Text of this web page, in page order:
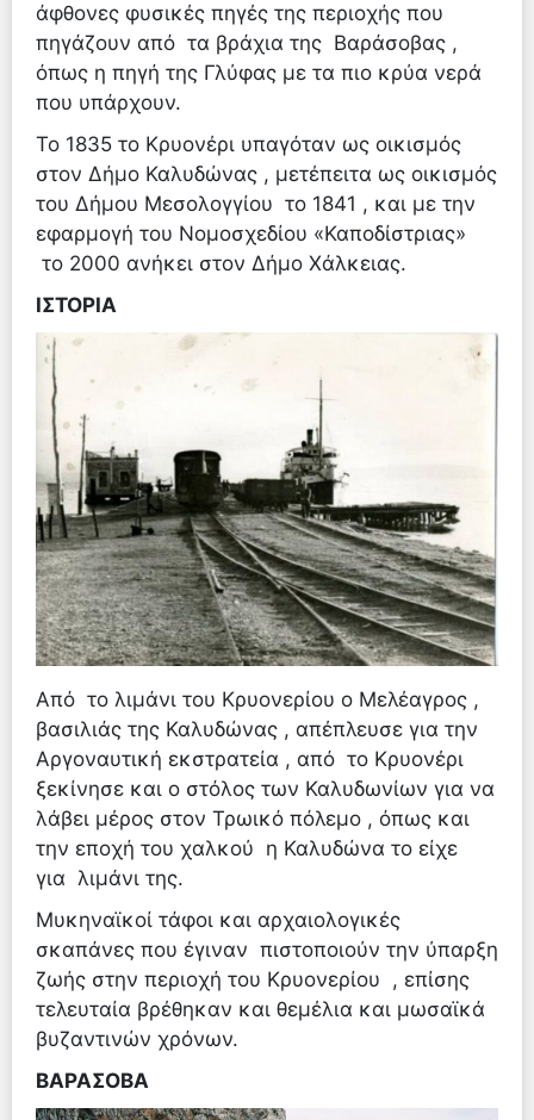
άφθονες φυσικές πηγές της περιοχής που
πηγάζουν από τα βράχια της Βαράσοβας ,
όπως η πηγή της Γλύφας με τα πιο κρύα νερά
που υπάρχουν.
Το 1835 το Κρυονέρι υπαγόταν ως οικισμός
στον Δήμο Καλυδώνας , μετέπειτα ως οικισμός
του Δήμου Μεσολογγίου το 1841 , και με την
εφαρμογή του Νομοσχεδίου «Καποδίστριας»
το 2000 ανήκει στον Δήμο Χάλκειας.
ΙΣΤΟΡΙΑ
Από το λιμάνι του Κρυονερίου ο Μελέαγρος ,
βασιλιάς της Καλυδώνας , απέπλευσε για την
Αργοναυτική εκστρατεία , από το Κρυονέρι
ξεκίνησε και ο στόλος των Καλυδωνίων για να
λάβει μέρος στον Τρωικό πόλεμο , όπως και
την εποχή του χαλκού η Καλυδώνα το είχε
για λιμάνι της.
Μυκηναϊκοί τάφοι και αρχαιολογικές
σκαπάνες που έγιναν πιστοποιούν την ύπαρξη
ζωής στην περιοχή του Κρυονερίου , επίσης
τελευταία βρέθηκαν και θεμέλια και μωσαϊκά
βυζαντινών χρόνων.
ΒΑΡΑΣΟΒΑ